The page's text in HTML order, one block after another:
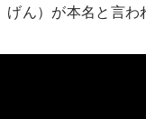
ん）が本名と言わ